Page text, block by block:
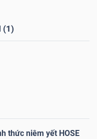
(1)
thức niêm yết HOSE